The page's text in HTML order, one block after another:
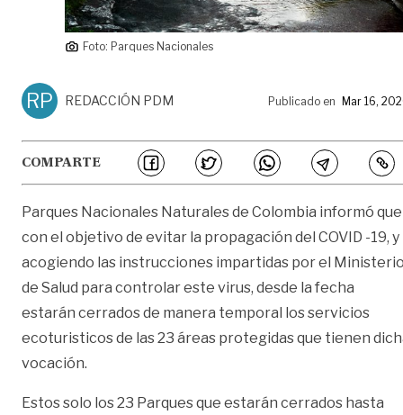
Foto: Parques Nacionales
RP REDACCIÓN PDM Publicado en Mar 16,
COMPARTE
Parques Nacionales Naturales de Colombia informó que
con el objetivo de evitar la propagación del COVID -19, y
acogiendo las instrucciones impartidas por el
de Salud para controlar este virus, desde la fecha
estarán cerrados de manera temporal los servicios
ecoturisticos de las 23 áreas protegidas que tienen
vocación.
Estos solo los 23 Parques que estarán cerrados hasta